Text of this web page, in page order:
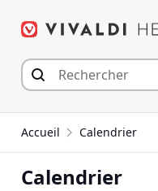
Accueil Calendrier
Calendrier